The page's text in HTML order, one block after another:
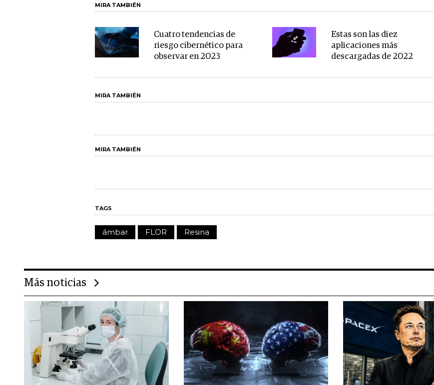
MIRA TAMBIÉN
Cuatro tendencias de
riesgo cibernético para
observar en 2023
Estas son las diez
aplicaciones más
descargadas de 2022
MIRA TAMBIÉN
MIRA TAMBIÉN
TAGS
ámbar FLOR Resina
Más noticias